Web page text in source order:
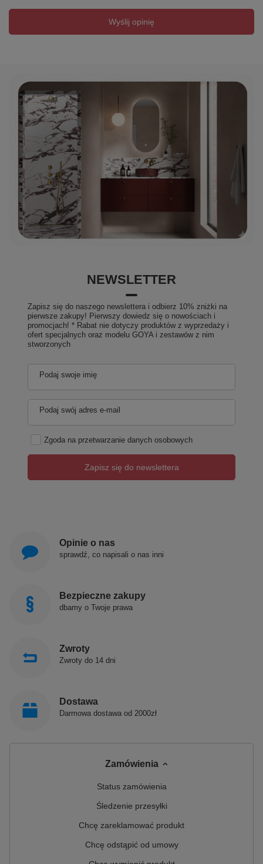
Wyślij opinię
NEWSLETTER
Zapisz się do naszego newslettera i odbierz 10% zniżki na
pierwsze zakupy! Pierwszy dowiedz się o nowościach i
promocjach! * Rabat nie dotyczy produktów z wyprzedaży i
ofert specjalnych oraz modelu GOYA i zestawów z nim
stworzonych
Podaj swoje imię
Podaj swój adres e-mail
Zgoda na przetwarzanie danych osobowych
Zapisz się do newslettera
Opinie o nas
sprawdź, co napisali o nas inni
Bezpieczne zakupy
dbamy o Twoje prawa
Zwroty
Zwroty do 14 dni
Dostawa
Darmowa dostawa od 2000zł
Zamówienia
Status zamówienia
Śledzenie przesyłki
Chcę zareklamować produkt
Chcę odstąpić od umowy